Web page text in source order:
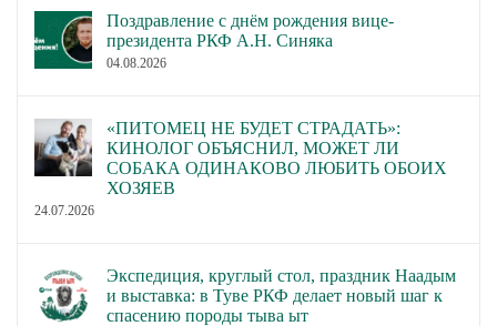
Поздравление с днём рождения вице-
президента РКФ А.Н. Синяка
04.08.2026
«ПИТОМЕЦ НЕ БУДЕТ СТРАДАТЬ»:
КИНОЛОГ ОБЪЯСНИЛ, МОЖЕТ ЛИ
СОБАКА ОДИНАКОВО ЛЮБИТЬ ОБОИХ
ХОЗЯЕВ
24.07.2026
Экспедиция, круглый стол, праздник Наадым
и выставка: в Туве РКФ делает новый шаг к
спасению породы тыва ыт